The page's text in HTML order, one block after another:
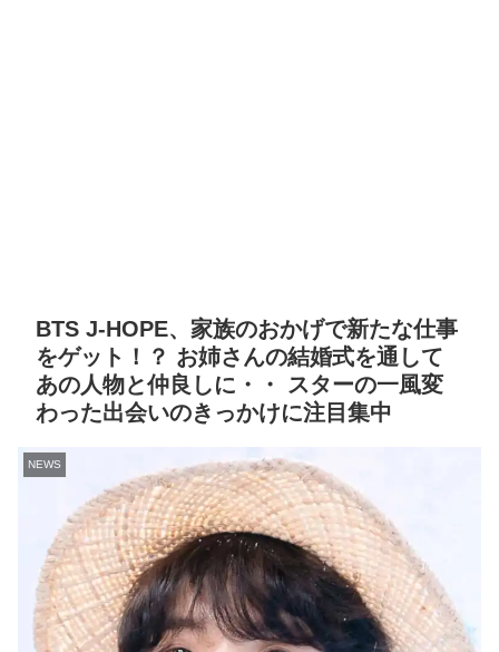
BTS J-HOPE、家族のおかげで新たな仕事
をゲット！？ お姉さんの結婚式を通して
あの人物と仲良しに・・ スターの一風変
わった出会いのきっかけに注目集中
NEWS